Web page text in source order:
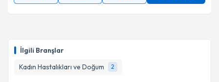
İlgili Branşlar
Kadın Hastalıkları ve Doğum
2